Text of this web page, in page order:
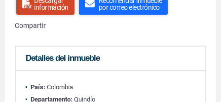
información
por correo electrónico
Compartir
Detalles del inmueble
País: Colombia
Departamento: Quindío